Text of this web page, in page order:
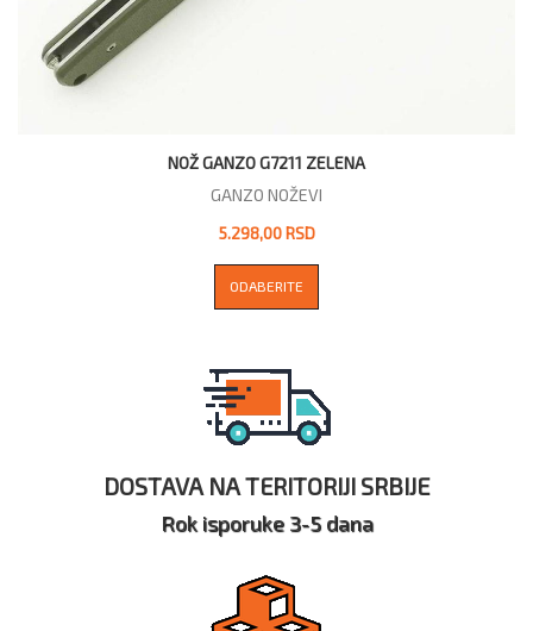
NOŽ GANZO G7211 ZELENA
GANZO NOŽEVI
5.298,00 RSD
ODABERITE
DOSTAVA NA TERITORIJI SRBIJE
Rok isporuke 3-5 dana